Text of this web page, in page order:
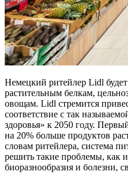
Немецкий ритейлер Lidl
растительным белкам,
овощам. Lidl стремится
соответствие с так
здоровья» к 2050 году.
на 20% больше продуктов
словам ритейлера, система
решить такие проблемы, как
биоразнообразия и болезни,